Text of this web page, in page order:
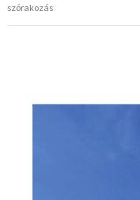
szórakozás